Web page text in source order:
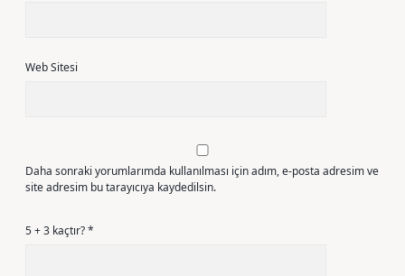
Web Sitesi
Daha sonraki yorumlarımda kullanılması için adım, e-posta adresim ve
site adresim bu tarayıcıya kaydedilsin.
5 + 3 kaçtır?*